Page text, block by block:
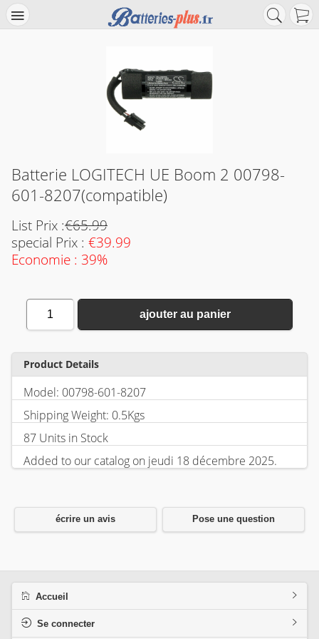
Batterie LOGITECH UE Boom 2 00798-
601-8207(compatible)
List Prix :€65.99
special Prix : €39.99
Economie : 39%
1 ajouter au panier
Product Details
Model: 00798-601-8207
Shipping Weight: 0.5Kgs
87 Units in Stock
Added to our catalog on jeudi 18 décembre 2025.
écrire un avis Pose une question
Accueil
Se connecter